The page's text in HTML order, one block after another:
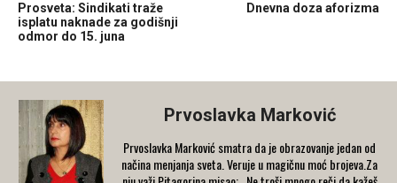
Prosveta: Sindikati traže
isplatu naknade za godišnji
odmor do 15. juna
Dnevna doza aforizma
Prvoslavka Marković
Prvoslavka Marković smatra da je obrazovanje jedan od
načina menjanja sveta. Veruje u magičnu moć brojeva.Za